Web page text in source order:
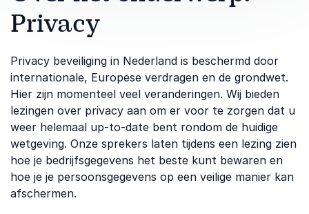
Privacy
Privacy beveiliging in Nederland is beschermd door
internationale, Europese verdragen en de grondwet.
Hier zijn momenteel veel veranderingen. Wij bieden
lezingen over privacy aan om er voor te zorgen dat u
weer helemaal up-to-date bent rondom de huidige
wetgeving. Onze sprekers laten tijdens een lezing zien
hoe je bedrijfsgegevens het beste kunt bewaren en
hoe je je persoonsgegevens op een veilige manier kan
afschermen.